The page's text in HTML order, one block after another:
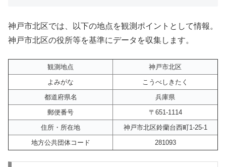
神戸市北区では、以下の地点を観測ポイントとして情報。
神戸市北区の役所等を基準にデータを収集します。
観測地点
神戸市北区
よみがな
こうべしきたく
都道府県名
兵庫県
郵便番号
〒651-1114
住所・所在地
神戸市北区鈴蘭台西町1-25-1
地方公共団体コード
281093